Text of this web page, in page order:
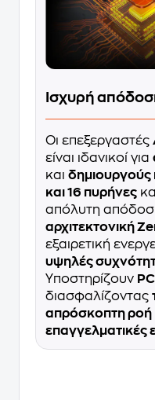
Ισχυρή
Οι επεξεργαστές
είναι ιδανικοί για
και δημιουργούς
και 16 πυρήνες
απόλυτη
αρχιτεκτονική
εξαιρετική
υψηλές
Υποστηρίζουν
διασφαλίζοντας
απρόσκοπτη ροή
επαγγελματικές